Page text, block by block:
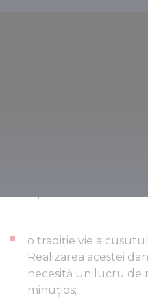
Patrimoniul
Țara noastră se poate
Hungaricum, admise în
cultural imaterial al
o tradiție vie a
Realizarea acestei
necesită un lucru de
minuțios;